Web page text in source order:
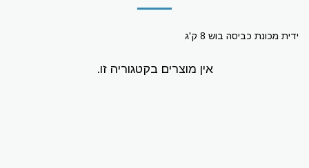
ידית מכונת כביסה בוש 8 ק'ג
אין מוצרים בקטגוריה זו.